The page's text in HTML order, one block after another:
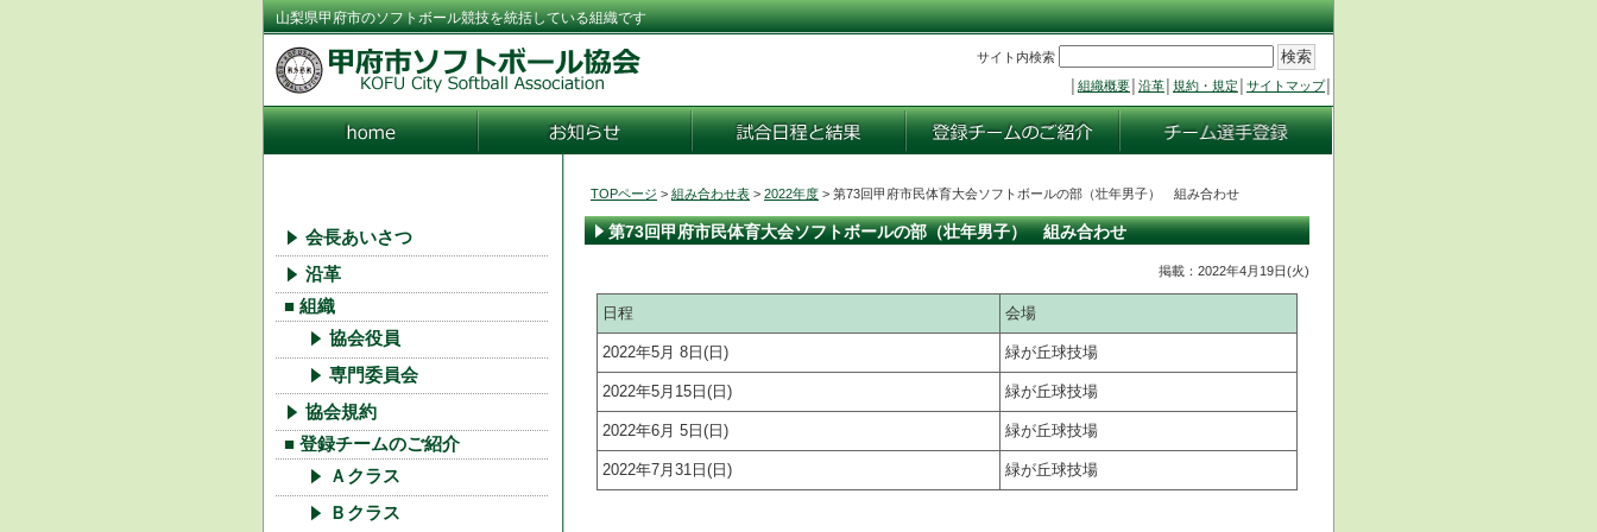
山梨県甲府市のソフトボール競技を統括している組織です
サイト内検索
組織概要 沿革 規約・規定 サイトマップ│
TOPページ > 組み合わせ表 > 2022年度 > 第73回甲府市民体育大会ソフトボールの部（壮年男子） 組み合わせ
第73回甲府市民体育大会ソフトボールの部（壮年男子） 組み合わせ
掲載：2022年4月19日(火)
日程 会場
2022年5月 8日(日) 緑が丘球技場
2022年5月15日(日) 緑が丘球技場
2022年6月 5日(日) 緑が丘球技場
2022年7月31日(日) 緑が丘球技場
会長あいさつ
沿革
■ 組織
協会役員
専門委員会
協会規約
■ 登録チームのご紹介
Ａクラス
Ｂクラス